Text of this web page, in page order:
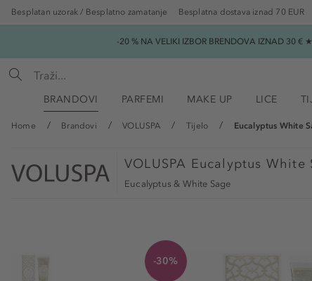
Besplatan uzorak / Besplatno zamatanje Besplatna dostava iznad 70 EUR
-20 % NA VELIKI IZBOR BRENDOVA IZNAD 30
BRANDOVI PARFEMI MAKE UP LICE
Home Brandovi VOLUSPA Tijelo Eucalyptus White
VOLUSPA Eucalyptus White
Eucalyptus & White Sage
-30%